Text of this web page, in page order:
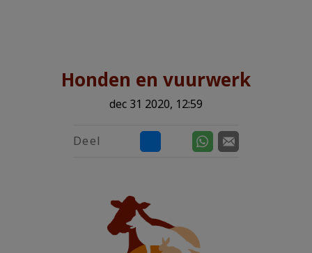
Honden en vuurwerk
dec 31 2020, 12:59
Deel